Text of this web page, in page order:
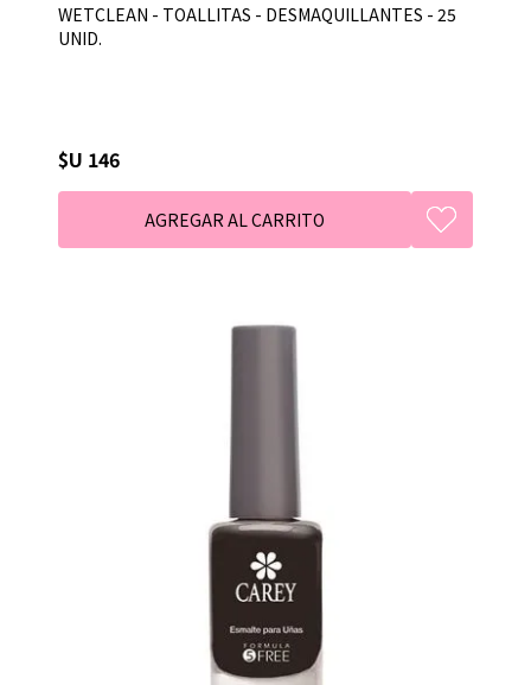
WETCLEAN - TOALLITAS - DESMAQUILLANTES - 25
UNID.
$U 146